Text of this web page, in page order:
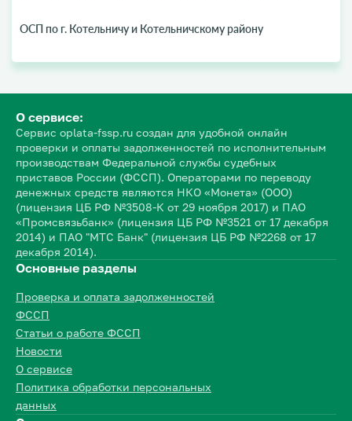
ОСП по г. Котельничу и Котельничскому району
О сервисе:
Сервис oplata-fssp.ru создан для удобной онлайн
проверки и оплаты задолженностей по исполнительным
производствам Федеральной службы судебных
приставов России (ФССП). Операторами по переводу
денежных средств являются НКО «Монета» (ООО)
(лицензия ЦБ РФ №3508-К от 29 ноября 2017) и ПАО
«Промсвязьбанк» (лицензия ЦБ РФ №3521 от 17 декабря
2014) и ПАО "МТС Банк" (лицензия ЦБ РФ №2268 от 17
декабря 2014).
Основные разделы
Проверка и оплата задолженностей
ФССП
Статьи о работе ФССП
Новости
О сервисе
Политика обработки персональных
данных